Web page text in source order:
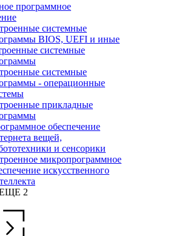
программное
системные
BIOS, UEFI и иные
системные
системные
- операционные
прикладные
обеспечение
вещей,
и сенсорики
микропрограммное
искусственного
2